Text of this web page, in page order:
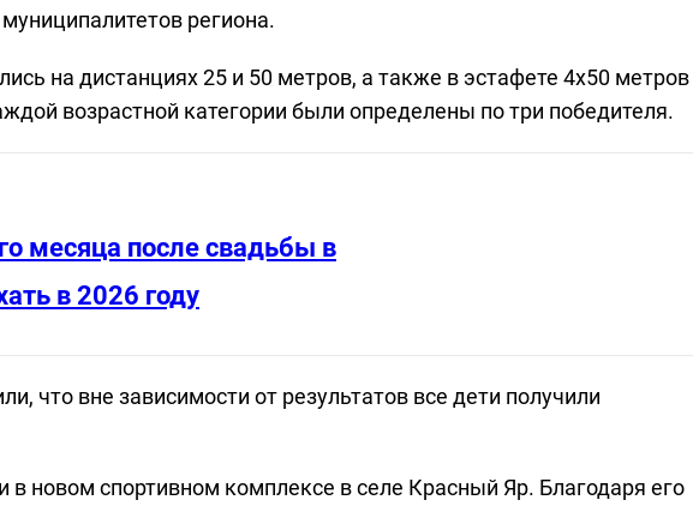
региона.
на дистанциях 25 и 50 метров, а также в эстафете 4х50 метров
возрастной категории были определены по три победителя.
месяца после свадьбы в
в 2026 году
что вне зависимости от результатов все дети получили
в новом спортивном комплексе в селе Красный Яр. Благодаря его